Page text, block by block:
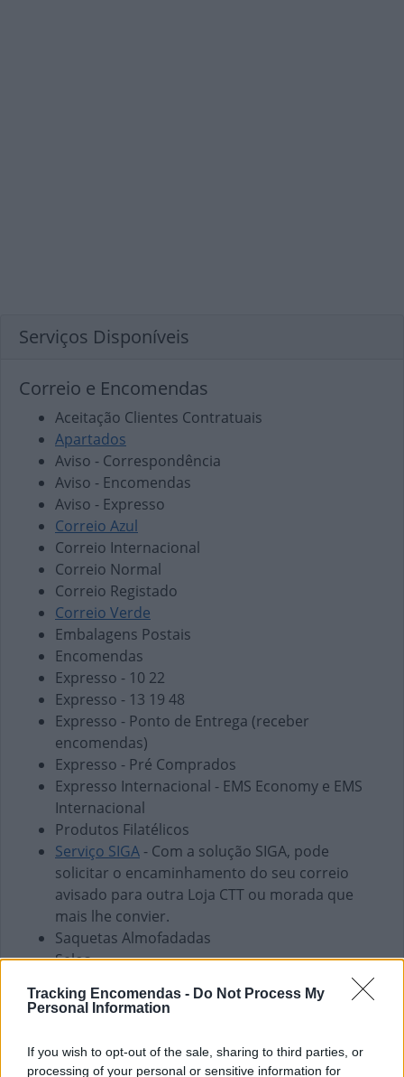
Tracking Encomendas - Do Not Process My
Personal Information
If you wish to opt-out of the sale, sharing to third parties, or
processing of your personal or sensitive information for
Serviços Disponíveis
Correio e Encomendas
Aceitação Clientes Contratuais
Apartados
Aviso - Correspondência
Aviso - Encomendas
Aviso - Expresso
Correio Azul
Correio Internacional
Correio Normal
Correio Registado
Correio Verde
Embalagens Postais
Encomendas
Expresso - 10 22
Expresso - 13 19 48
Expresso - Ponto de Entrega (receber
encomendas)
Expresso - Pré Comprados
Expresso Internacional - EMS Economy e EMS
Internacional
Produtos Filatélicos
Serviço SIGA - Com a solução SIGA, pode
solicitar o encaminhamento do seu correio
avisado para outra Loja CTT ou morada que
mais lhe convier.
Saquetas Almofadadas
Selos
Finanças e Pagamentos
Envio de vales - Nacionais
Pagamento de Coimas